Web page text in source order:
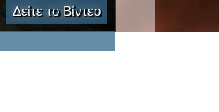
Δείτε το Βίντεο